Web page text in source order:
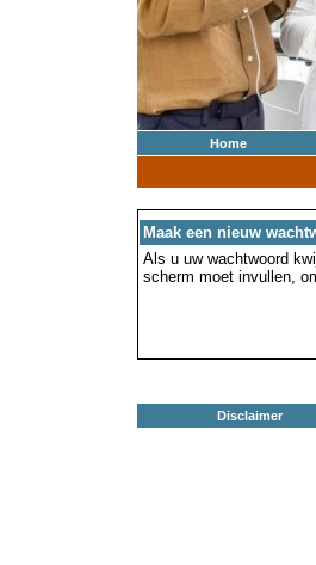
Home
Maak een nieuw
Als u uw wachtwoord
scherm moet invullen,
Disclaimer